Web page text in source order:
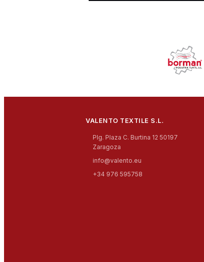
VALENTO TEXTILE S.L.
Plg. Plaza C. Burtina 12 50197
Zaragoza
info@valento.eu
+34 976 595758